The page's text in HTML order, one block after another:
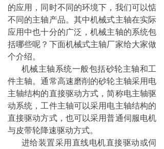
的应用，同时不同的环境下，我们可以惦
不同的主轴产品。其中机械式主轴在实际
应用中也十分的广泛，机械主轴的系统包
括哪些呢？下面机械式主轴厂家给大家做
个介绍。
机械主轴系统一般包括砂轮主轴和工
件主轴。通常高速磨削的砂轮主轴采用电
主轴结构的直接驱动方式，简称电主轴驱
动系统，工件主轴可以采用电主轴结构的
直接驱动方式，也可以采用普通伺服电机
与皮带轮降速驱动方式。
进给装置采用直线电机直接驱动或伺